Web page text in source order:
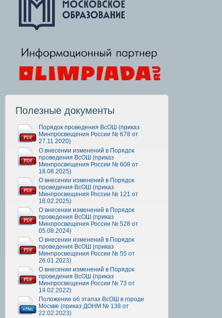
Полезные документы
Порядок проведения ВсОШ (приказ
Минпросвещения России № 678 от
27.11.2020)
О внесении изменений в Порядок
проведения ВсОШ (приказ
Минпросвещения России № 608 от
18.08.2025)
О внесении изменений в Порядок
проведения ВсОШ (приказ
Минпросвещения России № 121 от
18.02.2025)
О внесении изменений в Порядок
проведения ВсОШ (приказ
Минпросвещения России № 528 от
05.08.2024)
О внесении изменений в Порядок
проведения ВсОШ (приказ
Минпросвещения России № 55 от
26.01.2023)
О внесении изменений в Порядок
проведения ВсОШ (приказ
Минпросвещения России № 73 от
14.02.2022)
Положение об этапах ВсОШ в городе
Москве (приказ ДОНМ № 138 от
22.02.2023)